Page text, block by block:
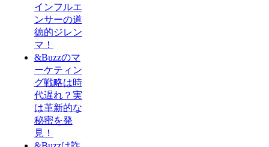
インフルエ
ンサーの道
徳的ジレン
マ！
&Buzzのマ
ーケティン
グ戦略は時
代遅れ？実
は革新的な
秘密を発
見！